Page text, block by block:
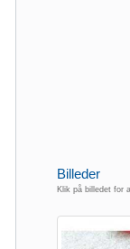
Billeder
Klik på billedet for